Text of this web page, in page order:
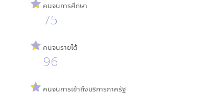
คนจนการศึกษา
75
คนจนรายได้
96
คนจนการเข้าถึงบริการภาครัฐ